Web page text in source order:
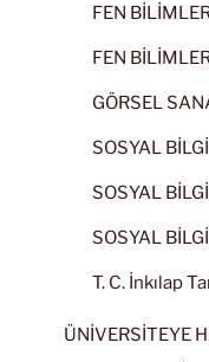
FEN
FEN
GÖRSEL
SOSYAL
SOSYAL
SOSYAL
T. C. İnkılap
ÜNİVERSİTEYE